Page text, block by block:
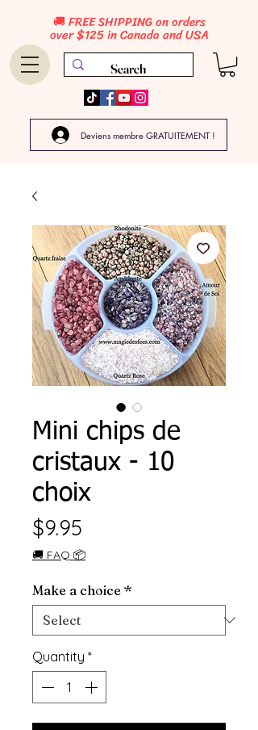
🚚 FREE SHIPPING on orders
over $125 in Canada and USA
Deviens membre GRATUITEMENT !
Mini chips de
cristaux - 10
choix
$9.95
🚚 FAQ 📦
Make a choice *
Quantity *